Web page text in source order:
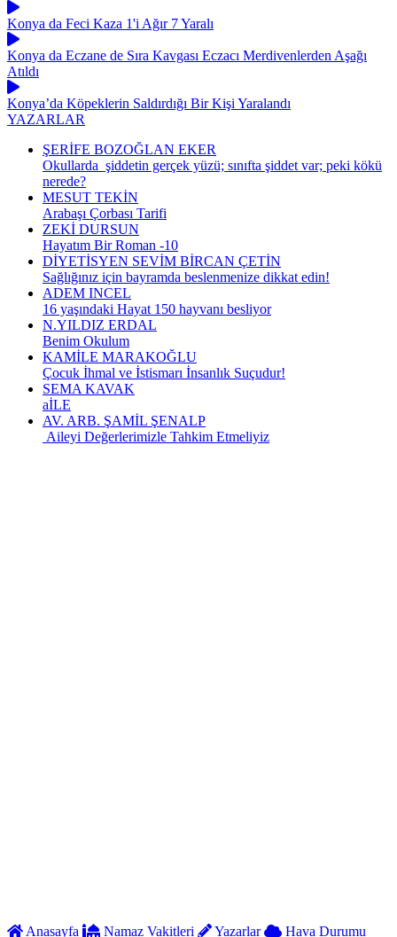
Konya da Feci Kaza 1'i Ağır 7 Yaralı
Konya da Eczane de Sıra Kavgası Eczacı Merdivenlerden Aşağı
Atıldı
Konya’da Köpeklerin Saldırdığı Bir Kişi Yaralandı
YAZARLAR
ŞERİFE BOZOĞLAN EKER
Okullarda şiddetin gerçek yüzü; sınıfta şiddet var; peki kökü
nerede?
MESUT TEKİN
Arabaşı Çorbası Tarifi
ZEKİ DURSUN
Hayatım Bir Roman -10
DİYETİSYEN SEVİM BİRCAN ÇETİN
Sağlığınız için bayramda beslenmenize dikkat edin!
ADEM INCEL
16 yaşındaki Hayat 150 hayvanı besliyor
N.YILDIZ ERDAL
Benim Okulum
KAMİLE MARAKOĞLU
Çocuk İhmal ve İstismarı İnsanlık Suçudur!
SEMA KAVAK
aİLE
AV. ARB. ŞAMİL ŞENALP
Aileyi Değerlerimizle Tahkim Etmeliyiz
Anasayfa Namaz Vakitleri Yazarlar Hava Durumu